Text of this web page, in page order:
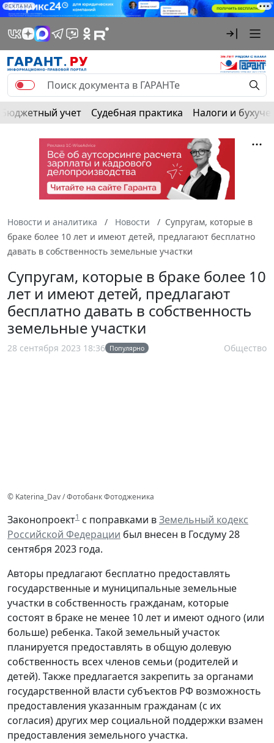
РЕКЛАМА
Бюджетный учет Судебная практика Налоги и
Новости и аналитика Новости
Супругам, которые в
браке более 10 лет и имеют детей, предлагают бесплатно
давать в собственность земельные участки
Супругам, которые в браке более 10
лет и имеют детей, предлагают
бесплатно давать в собственность
земельные участки
28 сентября 2023 18:36 Популярно Общество
© Katerina_Dav / Фотобанк Фотодженика
Законопроект1 с поправками вЗемельный кодекс
Российской Федерации был внесен в Госдуму 28
сентября 2023 года.
Авторы предлагают бесплатно предоставлять
государственные и муниципальные земельные
участки в собственность гражданам, которые
состоят в браке не менее 10 лет и имеют одного (или
больше) ребенка. Такой земельный участок
планируется предоставлять в общую долевую
собственность всех членов семьи (родителей и
детей). Также предлагается закрепить за органами
государственной власти субъектов РФ возможность
предоставления указанным гражданам (с их
согласия) других мер социальной поддержки взамен
предоставления земельного участка.